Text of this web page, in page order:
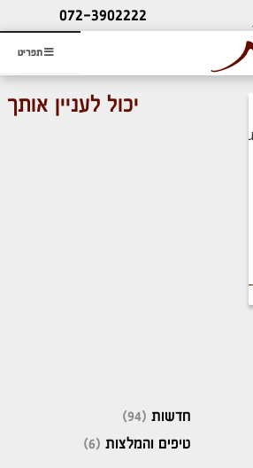
תפריט
ליעוץ חינם
והזמנת כרטיס שמחות
072-3902222
יכול לעניין אותך
חדשות (94)
טיפים והמלצות (6)